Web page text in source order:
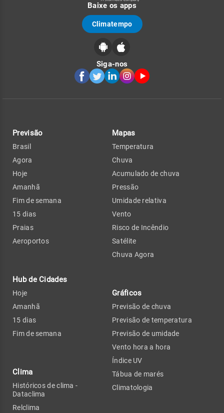
Baixe os apps
Climatempo
Siga-nos
Previsão
Brasil
Agora
Hoje
Amanhã
Fim de semana
15 dias
Praias
Aeroportos
Hub de Cidades
Hoje
Amanhã
15 dias
Fim de semana
Clima
Históricos de clima -
Dataclima
Relclima
Mapas
Temperatura
Chuva
Acumulado de chuva
Pressão
Umidade relativa
Vento
Risco de Incêndio
Satélite
Chuva Agora
Gráficos
Previsão de chuva
Previsão de temperatura
Previsão de umidade
Vento hora a hora
Índice UV
Tábua de marés
Climatologia